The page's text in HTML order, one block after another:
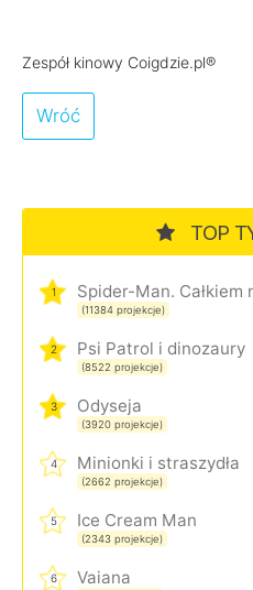
Zespół kinowy Coigdzie.pl®
Wróć
TOP
1
(11384 projekcje)
2 Psi Patrol i dinozaury
(8522 projekcje)
3 Odyseja
(3920 projekcje)
4 Minionki i straszydła
(2662 projekcje)
5 Ice Cream Man
(2343 projekcje)
6 Vaiana